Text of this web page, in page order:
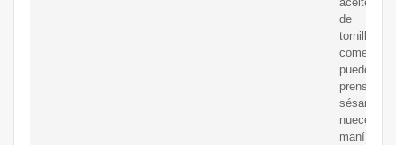
de
tornillo
comercial
puede
prensar
sésamo,
nueces,
maní,